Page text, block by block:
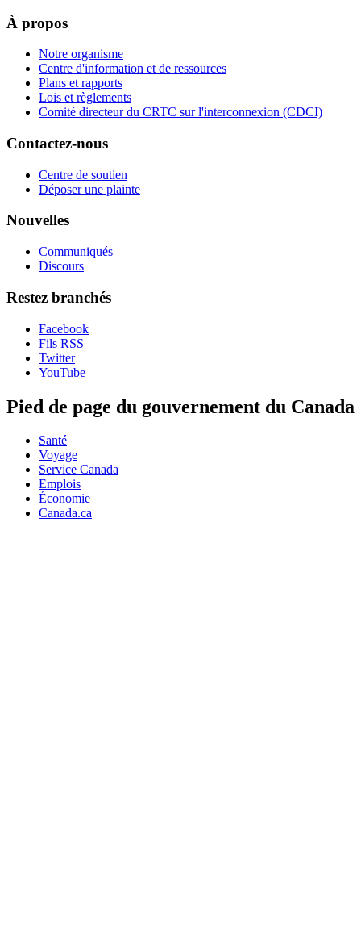
À propos
Notre organisme
Centre d'information et de ressources
Plans et rapports
Lois et règlements
Comité directeur du CRTC sur l'interconnexion (CDCI)
Contactez-nous
Centre de soutien
Déposer une plainte
Nouvelles
Communiqués
Discours
Restez branchés
Facebook
Fils RSS
Twitter
YouTube
Pied de page du gouvernement du Canada
Santé
Voyage
Service Canada
Emplois
Économie
Canada.ca